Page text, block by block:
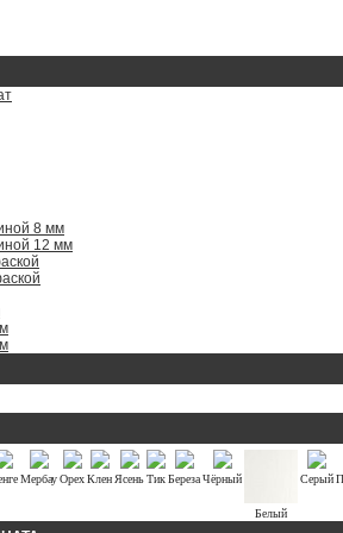
8 мм
12 мм
МербауОрехКлен ЯсеньТикБерезаЧёрный
Белый
Серый